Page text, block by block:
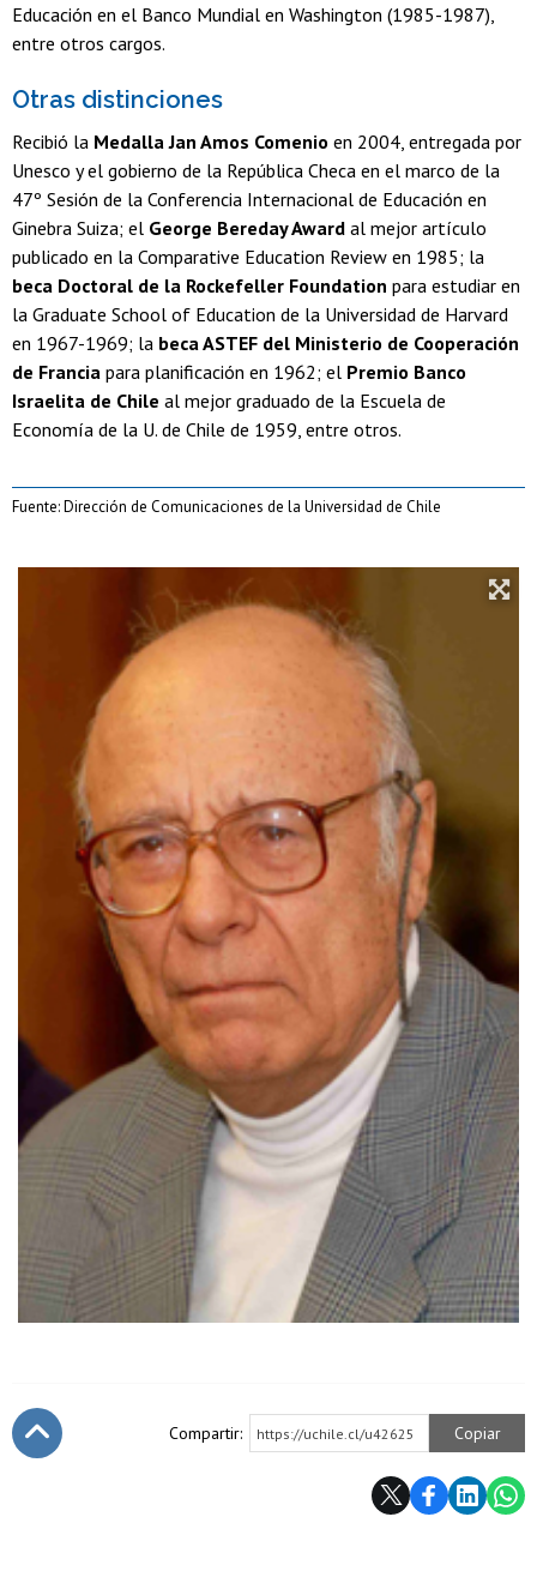
Educación en el Banco Mundial en Washington (1985-1987),
entre otros cargos.
Otras distinciones
Recibió la Medalla Jan Amos Comenio en 2004, entregada por
Unesco y el gobierno de la República Checa en el marco de la
47º Sesión de la Conferencia Internacional de Educación en
Ginebra Suiza; el George Bereday Award al mejor artículo
publicado en la Comparative Education Review en 1985; la
beca Doctoral de la Rockefeller Foundation para estudiar en
la Graduate School of Education de la Universidad de Harvard
en 1967-1969; la beca ASTEF del Ministerio de Cooperación
de Francia para planificación en 1962; el Premio Banco
Israelita de Chile al mejor graduado de la Escuela de
Economía de la U. de Chile de 1959, entre otros.
Fuente: Dirección de Comunicaciones de la Universidad de Chile
Compartir: https://uchile.cl/u42625 Copiar